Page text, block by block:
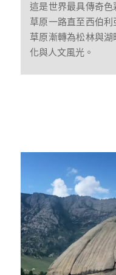
這是世界最具傳奇
草原一路直至西伯
草原漸轉為松林與
化與人文風光。